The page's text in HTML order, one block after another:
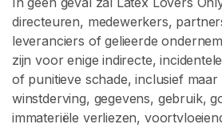
directeuren, medewerkers,
leveranciers of gelieerde
zijn voor enige indirecte,
of punitieve schade, inclusief
winstderving, gegevens, gebruik,
immateriële verliezen,